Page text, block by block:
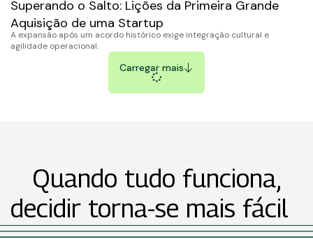
Superando o Salto: Lições da Primeira Grande
Aquisição de uma Startup
A expansão após um acordo histórico exige integração cultural e
agilidade operacional.
Carregar mais
Quando tudo funciona,
decidir torna-se mais fácil